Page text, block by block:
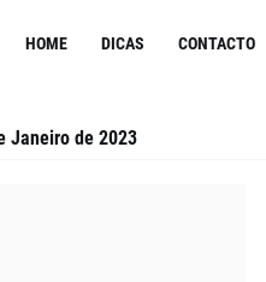
HOME DICAS CONTACTO
Janeiro de 2023